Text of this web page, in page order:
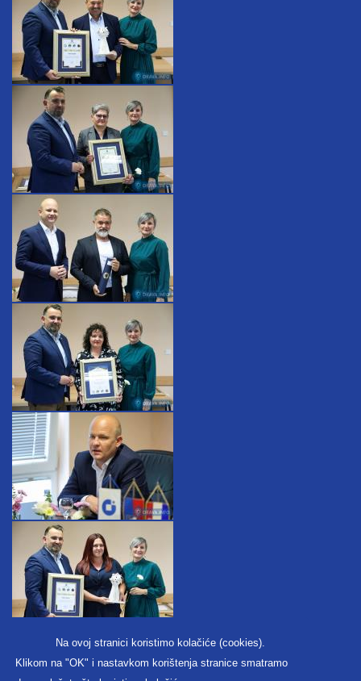
Na ovoj stranici koristimo kolačiće (cookies).
Klikom na "OK" i nastavkom korištenja stranice smatramo